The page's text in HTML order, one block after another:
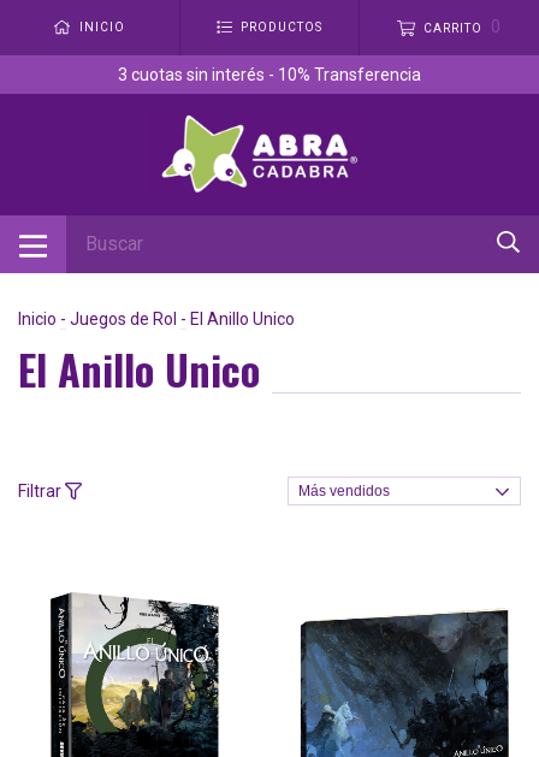
INICIO PRODUCTOS CARRITO 0
3 cuotas sin interés - 10% Transferencia
Inicio - Juegos de Rol - El Anillo Unico
El Anillo Unico
Filtrar